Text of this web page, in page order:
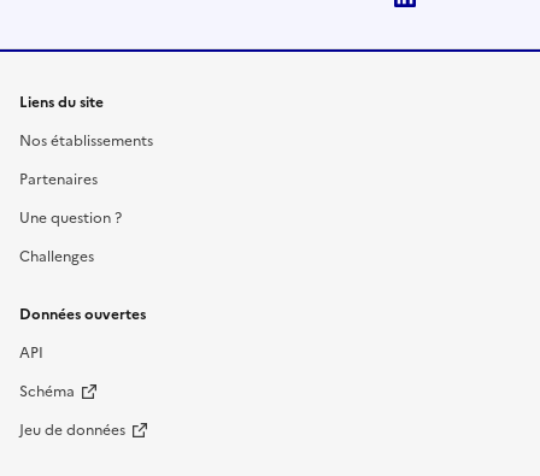
Liens du site
Nos établissements
Partenaires
Une question ?
Challenges
Données ouvertes
API
Schéma
Jeu de données